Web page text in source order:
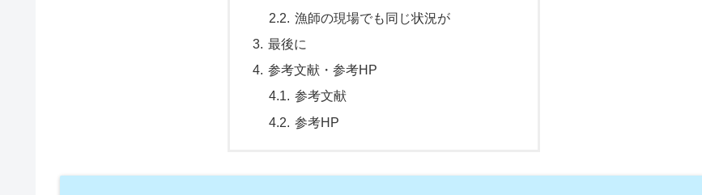
漁師の現場でも同じ状況が
最後に
参考文献・参考HP
参考文献
参考HP